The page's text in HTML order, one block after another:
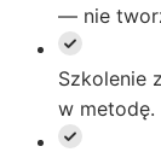
— nie
Szkolenie
w metodę.